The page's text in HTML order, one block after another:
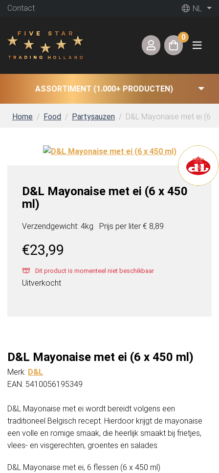
Contact NL
0
ASSORTIMENT (1.000+ PRODUCTEN)
Home Food Partysauzen D&L Mayonaise met ei (6 x
D&L Mayonaise met ei (6 x 450
ml)
Verzendgewicht: 4kg Prijs per liter € 8,89
€23,99
Dit product is momenteel niet beschikbaar
Uitverkocht
D&L Mayonaise met ei (6 x 450 ml)
Merk: D&L
EAN: 5410056195349
D&L Mayonaise met ei wordt bereidt volgens een
traditioneel Belgisch recept. Hierdoor krijgt de mayonaise
een volle en romige smaak, die heerlijk smaakt bij frietjes,
vlees- en visgerechten, groentes en salades.
D&L Mayonaise met ei, 6 flessen (6 x 450 ml)